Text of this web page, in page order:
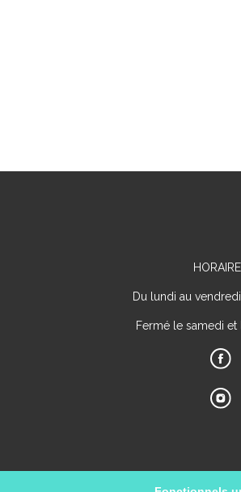
Du lundi au
Fermé le samedi